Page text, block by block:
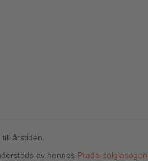
årstiden.
av hennes Prada-solglasögon